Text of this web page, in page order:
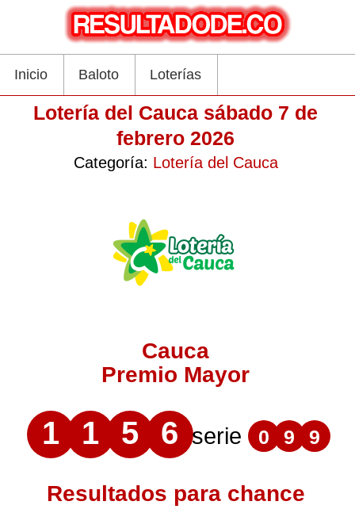
Inicio Baloto Loterías
Lotería del Cauca sábado 7 de
febrero 2026
Categoría: Lotería del Cauca
Cauca
Premio Mayor
1 1 5 6 serie 0 9 9
Resultados para chance